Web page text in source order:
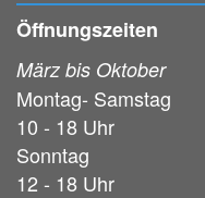
Öffnungszeiten
März bis Oktober
Montag- Samstag
10 - 18 Uhr
Sonntag
12 - 18 Uhr